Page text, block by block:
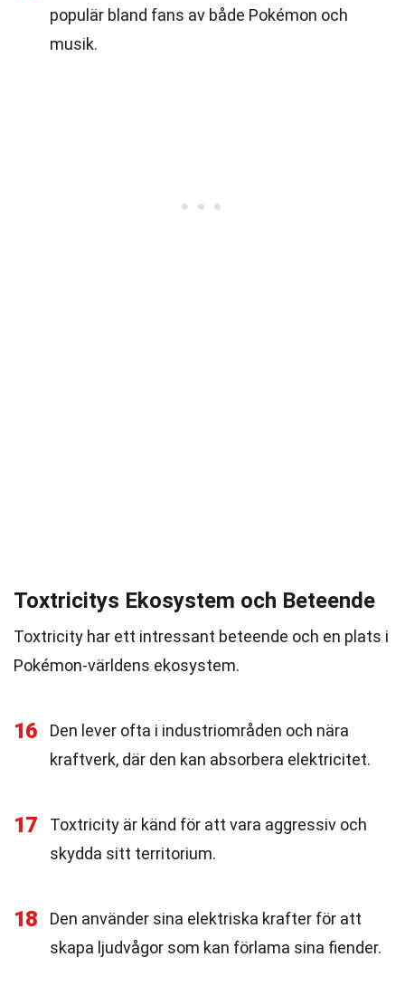
populär bland fans av både Pokémon och
musik.
Toxtricitys Ekosystem och Beteende
Toxtricity har ett intressant beteende och en plats i
Pokémon-världens ekosystem.
16
Den lever ofta i industriområden och nära
kraftverk, där den kan absorbera elektricitet.
17
Toxtricity är känd för att vara aggressiv och
skydda sitt territorium.
18
Den använder sina elektriska krafter för att
skapa ljudvågor som kan förlama sina fiender.